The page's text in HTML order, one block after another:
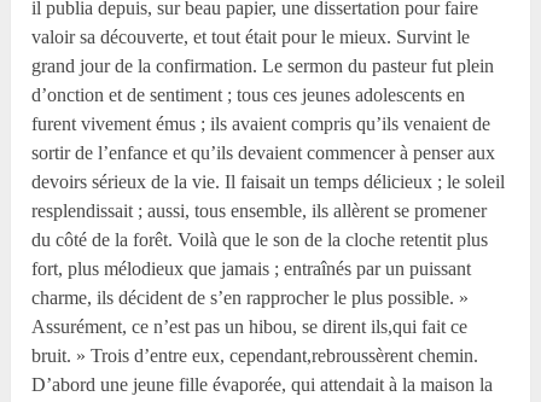
il publia depuis, sur beau papier, une dissertation pour faire
valoir sa découverte, et tout était pour le mieux. Survint le
grand jour de la confirmation. Le sermon du pasteur fut plein
d’onction et de sentiment ; tous ces jeunes adolescents en
furent vivement émus ; ils avaient compris qu’ils venaient de
sortir de l’enfance et qu’ils devaient commencer à penser aux
devoirs sérieux de la vie. Il faisait un temps délicieux ; le soleil
resplendissait ; aussi, tous ensemble, ils allèrent se promener
du côté de la forêt. Voilà que le son de la cloche retentit plus
fort, plus mélodieux que jamais ; entraînés par un puissant
charme, ils décident de s’en rapprocher le plus possible. »
Assurément, ce n’est pas un hibou, se dirent ils,qui fait ce
bruit. » Trois d’entre eux, cependant,rebroussèrent chemin.
D’abord une jeune fille évaporée, qui attendait à la maison la